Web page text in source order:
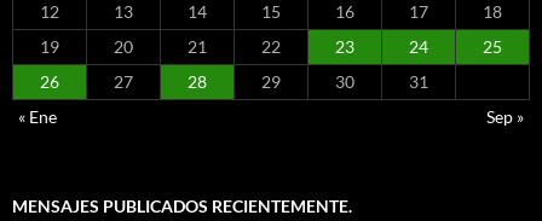
12
13 14 15 16 17
18
19
20 21 22 23 24
25
26
27 28 29 30
31
« Ene
Sep »
MENSAJES PUBLICADOS RECIENTEMENTE.